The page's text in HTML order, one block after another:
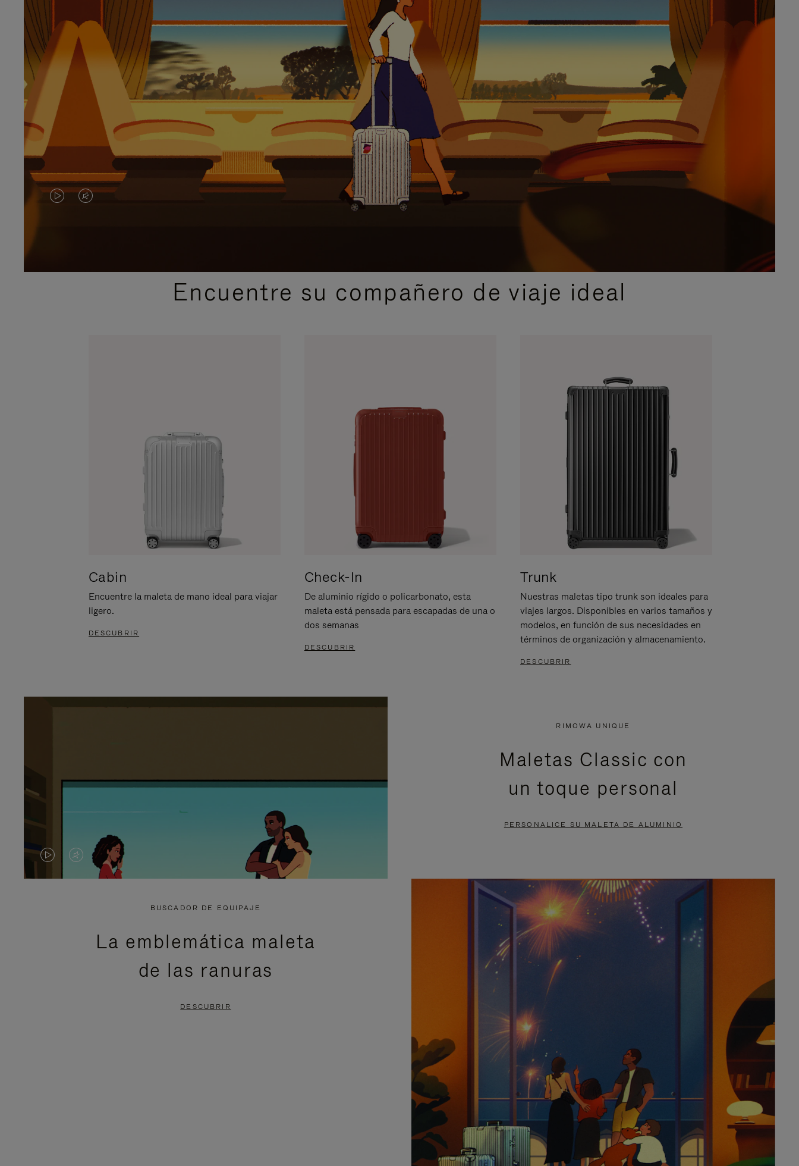
EL
ESTÁ
EL
VÍDEO
Encuentre su compañero de viaje ideal
Cabin
Encuentre la maleta de mano ideal para viajar
ligero.
DESCUBRIR
Check-In
De aluminio rígido o policarbonato, esta
maleta está pensada para escapadas de una o
dos semanas
DESCUBRIR
Trunk
Nuestras maletas tipo trunk son ideales para
viajes largos. Disponibles en varios tamaños y
modelos, en función de sus necesidades en
términos de organización y almacenamiento.
DESCUBRIR
EL
PAUSADO,
EL
ESTÁ
DESACTIVADO:
RIMOWA UNIQUE
Maletas Classic con
un toque personal
PERSONALICE SU MALETA DE ALUMINIO
BUSCADOR DE EQUIPAJE
La emblemática maleta
de las ranuras
DESCUBRIR